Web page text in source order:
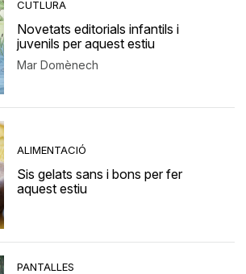
CUTLURA
Novetats editorials infantils i
juvenils per aquest estiu
Mar Domènech
ALIMENTACIÓ
Sis gelats sans i bons per fer
aquest estiu
PANTALLES